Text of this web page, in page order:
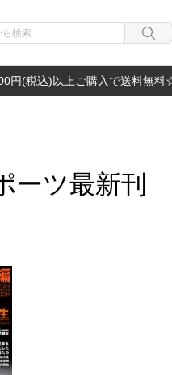
円(税込)以上ご購入で送料無
ーツ最新刊